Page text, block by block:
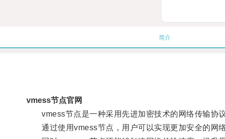
简介
vmess节点官网
vmess节点是一种采用先进加密技术的网络传输协议
通过使用vmess节点，用户可以实现更加安全的网络